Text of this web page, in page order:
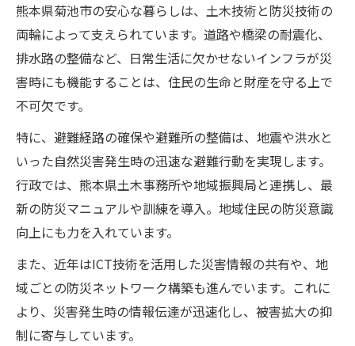
土木技術による暮らしの防災サポート実例
土木現場から見た日常を守る防災アプロー
チ
持続可能な地域づくりを支える土木知見
な訳
防災視点で見る土木の持続可能性への取り
組み
地域力を高める土木と防災の最新知見紹介
行政と土木連携で進む持続可能な地域戦略
最新の土木技術が導く防災対策の実情
最新土木技術による防災対策の今を解説
熊本県菊池市の安心な暮らしは、土木技術と防災技術の
両輪によって支えられています。道路や橋梁の耐震化、
排水路の整備など、日常生活に欠かせないインフラが災
害時にも機能することは、住民の生命と財産を守る上で
不可欠です。
特に、避難経路の確保や避難所の整備は、地震や洪水と
いった自然災害発生時の迅速な避難行動を実現します。
行政では、熊本県土木事務所や地域振興局と連携し、最
新の防災マニュアルや訓練を導入。地域住民の防災意識
向上にも力を入れています。
また、近年はICT技術を活用した災害情報の共有や、地
域ごとの防災ネットワーク構築も進んでいます。これに
より、災害発生時の情報伝達が迅速化し、被害拡大の抑
制に寄与しています。